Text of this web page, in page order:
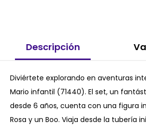
Descripción
Diviértete explorando en aventuras
Mario infantil (71440). El set, un
desde 6 años, cuenta con una figura
Rosa y un Boo. Viaja desde la tubería